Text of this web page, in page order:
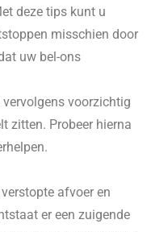
deze tips kunt u
misschien door
uw bel-ons
voorzichtig
zitten. Probeer hierna
afvoer en
er een zuigende